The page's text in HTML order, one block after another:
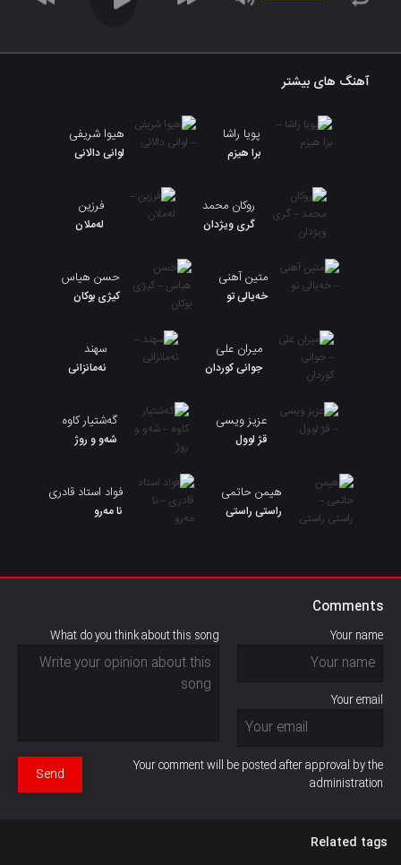
آهنگ های بیشتر
پویا راشا
برا هیزم
هیوا شریفی
لوانی دالانی
روکان محمد
گری ویژدان
فرزین
لەملان
متین آهنی
خەیالی تو
حسن هیاس
کیژی بوکان
میران علی
جوانی کوردان
سهند
نەمانزانی
عزیز ویسی
قژ لوول
گەشتیار کاوە
شەو و روژ
هیمن حاتمی
راستی راستی
فواد استاد قادری
نا مەرو
Comments
Your name
Your email
What do you think about this song
Your comment will be posted after approval by the
administration
Send
Related tags